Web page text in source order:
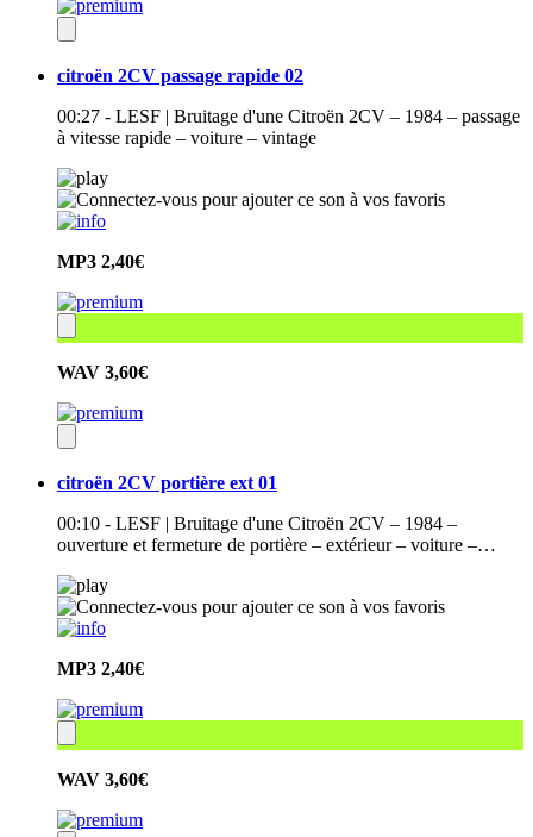
citroën 2CV passage rapide 02
00:27 - LESF | Bruitage d'une Citroën 2CV – 1984 – passage
à vitesse rapide – voiture – vintage
MP3 2,40€
WAV 3,60€
citroën 2CV portière ext 01
00:10 - LESF | Bruitage d'une Citroën 2CV – 1984 –
ouverture et fermeture de portière – extérieur – voiture –…
MP3 2,40€
WAV 3,60€